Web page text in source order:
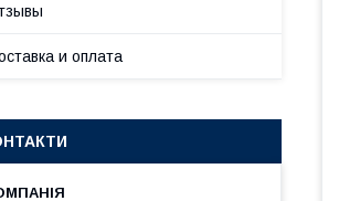
и оплата